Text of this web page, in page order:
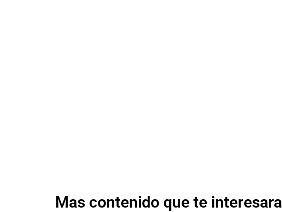
Mas contenido que te interesara